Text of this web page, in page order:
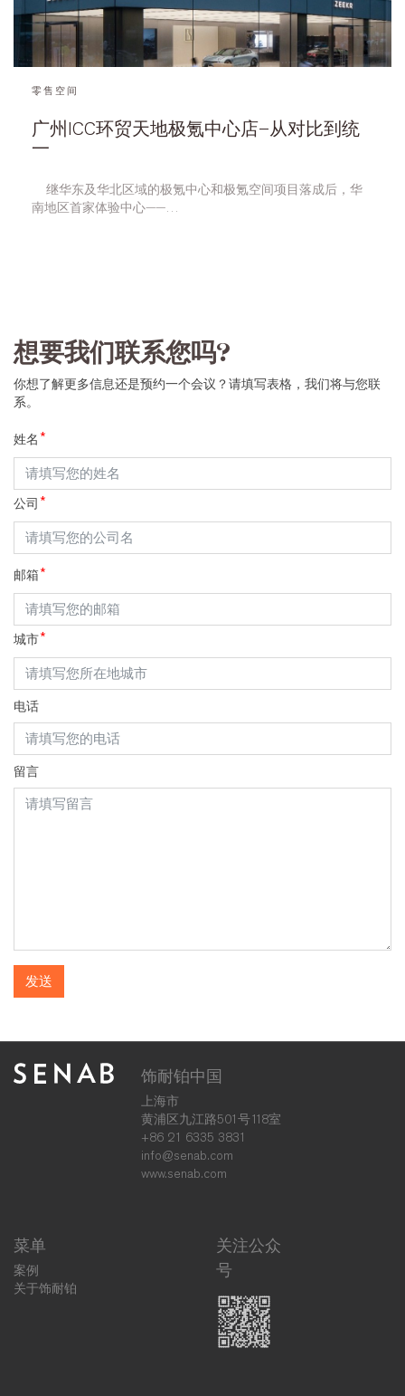
零售空间
广州ICC环贸天地极氪中心店–从对比到统
一
继华东及华北区域的极氪中心和极氪空间项目落成后，华
南地区首家体验中心——…
想要我们联系您吗?
你想了解更多信息还是预约一个会议？请填写表格，我们将与您联
系。
姓名
公司
邮箱
城市
电话
留言
发送
饰耐铂中国
上海市
黄浦区九江路501号118室
+86 21 6335 3831
info@senab.com
www.senab.com
菜单
案例
关于饰耐铂
关注公众
号